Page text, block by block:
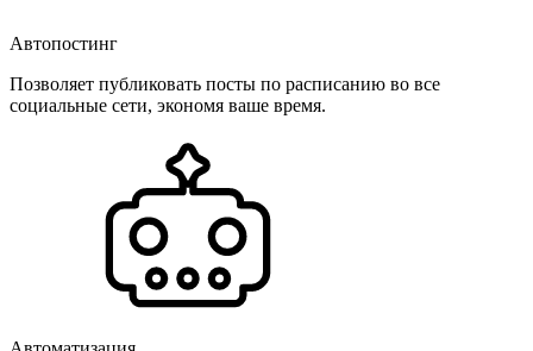
Автопостинг
Позволяет публиковать посты по расписанию во все
социальные сети, экономя ваше время.